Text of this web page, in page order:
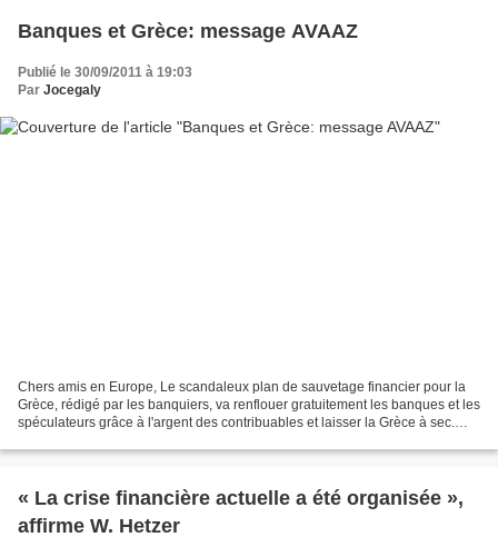
Banques et Grèce: message AVAAZ
Publié le 30/09/2011 à 19:03
Par Jocegaly
Chers amis en Europe, Le scandaleux plan de sauvetage financier pour la
Grèce, rédigé par les banquiers, va renflouer gratuitement les banques et les
spéculateurs grâce à l'argent des contribuables et laisser la Grèce à sec.
« La crise financière actuelle a été organisée »,
affirme W. Hetzer